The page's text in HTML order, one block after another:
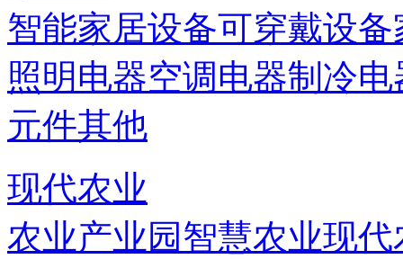
智能家居设备可穿戴设备
照明电器空调电器制冷电
元件其他
现代农业
农业产业园智慧农业现代